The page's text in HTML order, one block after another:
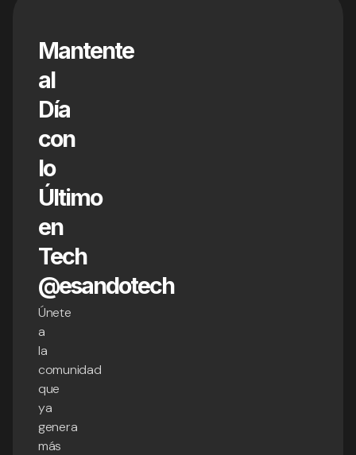
Mantente
al
Día
con
lo
Último
en
Tech
@esandotech
Únete
a
la
comunidad
que
ya
genera
más